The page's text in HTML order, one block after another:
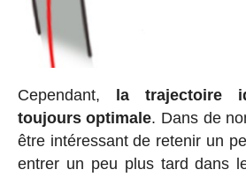
Cependant,
la trajectoire
toujours optimale. Dans de
être intéressant de retenir un
entrer un peu plus tard dans